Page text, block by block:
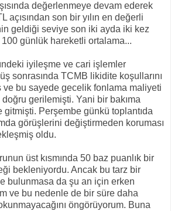
değerlenmeye devam ederek
açısından son bir yılın en değerli
geldiği seviye son iki ayda iki kez
100 günlük hareketli ortalama...
iyileşme ve cari işlemler
sonrasında TCMB likidite koşullarını
ve bu sayede gecelik fonlama maliyeti
gerilemişti. Yani bir bakıma
Perşembe günkü toplantıda
görüşlerini değiştirmeden koruması
oldu.
üst kısmında 50 baz puanlık bir
bekleniyordu. Ancak bu tarz bir
bulunmasa da şu an için erken
ve bu nedenle de bir süre daha
öngörüyorum. Buna